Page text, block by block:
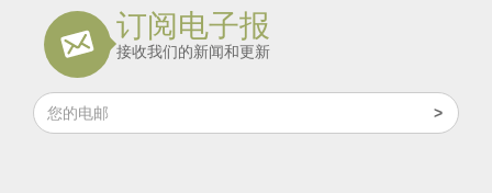
订阅电子报
接收我们的新闻和更新